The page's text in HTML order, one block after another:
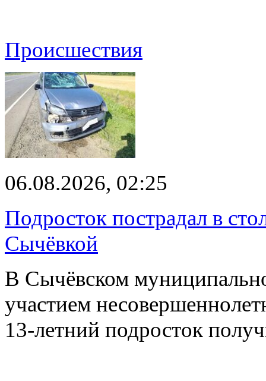
Происшествия
06.08.2026, 02:25
Подросток пострадал в
Сычёвкой
В Сычёвском
участием
13-летний подросток